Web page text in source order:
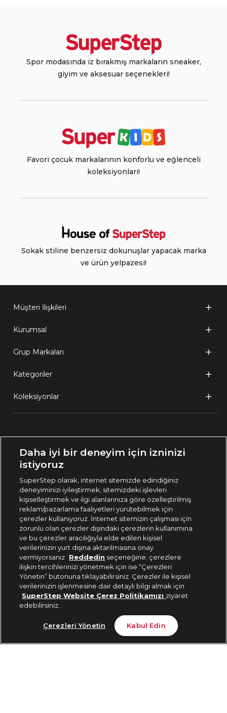
1.299 TL Sepete Ekle
Spor modasında iz bırakmış markaların sneaker,
giyim ve aksesuar seçenekleri!
Favori çocuk markalarının konforlu ve eğlenceli
koleksiyonları!
Sokak stiline benzersiz dokunuşlar yapacak marka
ve ürün yelpazesi!
Müşteri İlişkileri
Kurumsal
Grup Markaları
Kategoriler
Koleksiyonlar
🇹🇷 Türkiye
444 37 36
Uygulamadan Takip Edin
Bizi Takip Edin
Daha iyi bir deneyim için izninizi
istiyoruz
SuperStep olarak, internet sitemizde edindiğiniz
deneyiminizi iyileştirmek, sitemizdeki işlevleri
kişiselleştirmek ve ilgi alanlarınıza göre özelleştirilmiş
reklam/pazarlama faaliyetleri yürütebilmek için
çerezler kullanıyoruz. İnternet sitemizin çalışması için
zorunlu olan çerezler dışındaki çerezlerin kullanımına
ve bu çerezler aracılığıyla elde edilen kişisel
verilerinizin yurt dışına aktarılmasına onay
vermiyorsanız Reddedin seçeneğine; çerezlere
ilişkin tercihlerinizi yönetmek için ise “Çerezleri
Yönetin” butonuna tıklayabilirsiniz. Çerezler ile kişisel
verilerinizin işlenmesine dair detaylı bilgi almak için
SuperStep Website Çerez Politikamızı ziyaret
edebilirsiniz.
Çerezleri Yönetin Kabul Edin